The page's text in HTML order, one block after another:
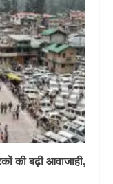
की बढ़ी आवाजाही,